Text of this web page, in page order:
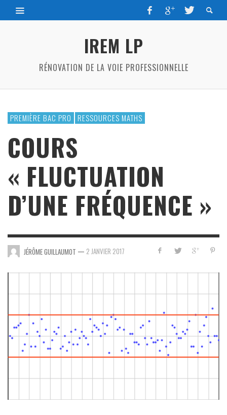
IREM LP
RÉNOVATION DE LA VOIE PROFESSIONNELLE
PREMIÈRE BAC PRO RESSOURCES MATHS
COURS
« FLUCTUATION
D’UNE FRÉQUENCE »
JÉRÔME GUILLAUMOT — 2 JANVIER 2017